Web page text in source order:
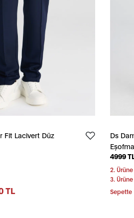
Fit Lacivert Düz
TL
Ds
4999
2.
3.
Sepette